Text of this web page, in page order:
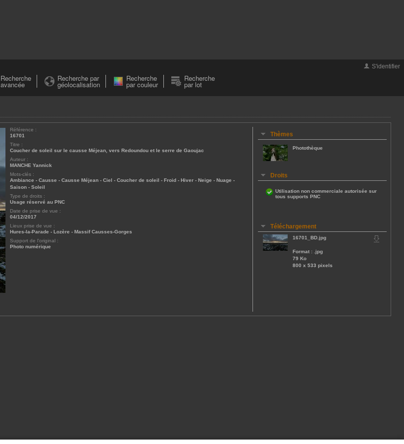
S'identifier
Recherche
avancée
Recherche par
géolocalisation
Recherche
par couleur
Recherche
par lot
Référence :
16701
Titre :
Coucher de soleil sur le causse Méjean, vers Redoundou et le serre de Gaoujac
Auteur :
MANCHE Yannick
Mots-clés :
Ambiance - Causse - Causse Méjean - Ciel - Coucher de soleil - Froid - Hiver - Neige - Nuage -
Saison - Soleil
Type de droits :
Usage réservé au PNC
Date de prise de vue :
04/12/2017
Lieux prise de vue :
Hures-la-Parade - Lozère - Massif Causses-Gorges
Support de l'original :
Photo numérique
Thèmes
Photothèque
Droits
Utilisation non commerciale autorisée sur
tous supports PNC
Téléchargement
16701_BD.jpg
Format : .jpg
79 Ko
800 x 533 pixels